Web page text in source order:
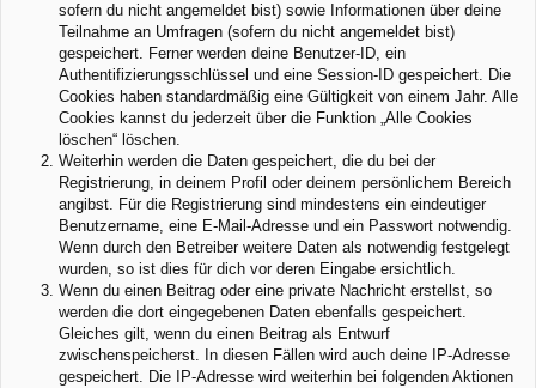
sofern du nicht angemeldet bist) sowie Informationen über deine
Teilnahme an Umfragen (sofern du nicht angemeldet bist)
gespeichert. Ferner werden deine Benutzer-ID, ein
Authentifizierungsschlüssel und eine Session-ID gespeichert. Die
Cookies haben standardmäßig eine Gültigkeit von einem Jahr. Alle
Cookies kannst du jederzeit über die Funktion „Alle Cookies
löschen“ löschen.
Weiterhin werden die Daten gespeichert, die du bei der
Registrierung, in deinem Profil oder deinem persönlichem Bereich
angibst. Für die Registrierung sind mindestens ein eindeutiger
Benutzername, eine E-Mail-Adresse und ein Passwort notwendig.
Wenn durch den Betreiber weitere Daten als notwendig festgelegt
wurden, so ist dies für dich vor deren Eingabe ersichtlich.
Wenn du einen Beitrag oder eine private Nachricht erstellst, so
werden die dort eingegebenen Daten ebenfalls gespeichert.
Gleiches gilt, wenn du einen Beitrag als Entwurf
zwischenspeicherst. In diesen Fällen wird auch deine IP-Adresse
gespeichert. Die IP-Adresse wird weiterhin bei folgenden Aktionen